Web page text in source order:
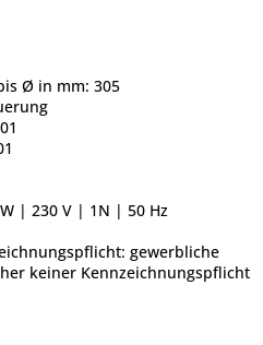
Ø in mm: 305
| 230 V | 1N | 50 Hz
gewerbliche
keiner Kennzeichnungspflicht